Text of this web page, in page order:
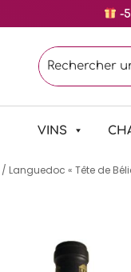
-
VINS
/ Languedoc « Tête de